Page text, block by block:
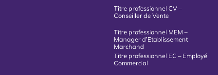
Titre professionnel CV –
Conseiller de Vente
Titre professionnel MEM –
Manager d’Etablissement
Marchand
Titre professionnel EC – Employé
Commercial